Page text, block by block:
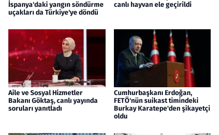
İspanya'daki yangın söndürme
uçakları da Türkiye'ye döndü
canlı hayvan ele geçirildi
Aile ve Sosyal Hizmetler
Bakanı Göktaş, canlı yayında
soruları yanıtladı
Cumhurbaşkanı Erdoğan,
FETÖ'nün suikast timindeki
Burkay Karatepe'den şikayetçi
oldu